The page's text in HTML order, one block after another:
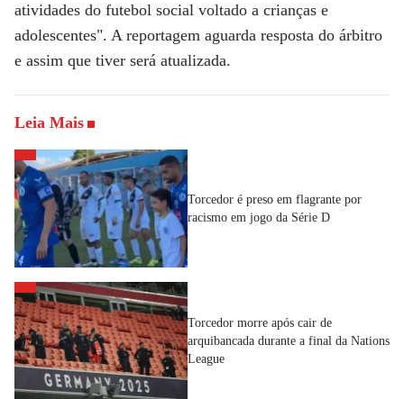
atividades do futebol social voltado a crianças e
adolescentes". A reportagem aguarda resposta do árbitro
e assim que tiver será atualizada.
Leia Mais
Torcedor é preso em flagrante por
racismo em jogo da Série D
Torcedor morre após cair de
arquibancada durante a final da Nations
League